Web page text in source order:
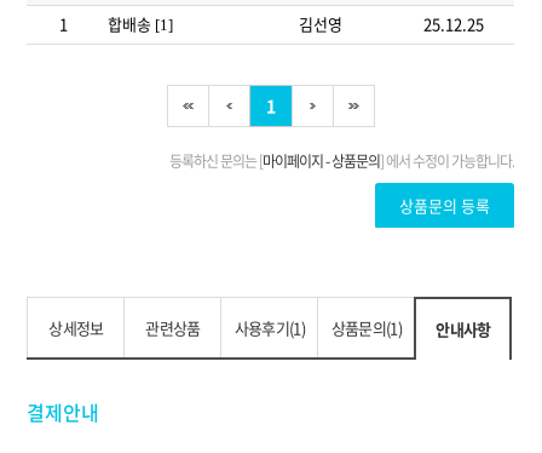
상세정보 관련상품 사용후기(1) 상품문의(1) 안내사항
결제안내